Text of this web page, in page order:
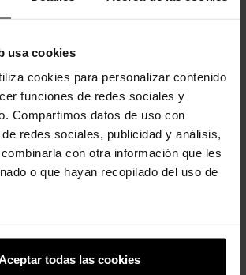
usa cookies
cookies para personalizar contenido
funciones de redes sociales y
Compartimos datos de uso con
redes sociales, publicidad y análisis,
con otra información que les
o que hayan recopilado del uso de
todas las cookies
Sandalias de niños
Crocband™ K
-20%